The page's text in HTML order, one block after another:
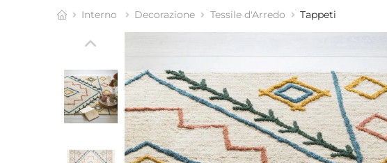
Interno Decorazione Tessile d'Arredo Tappeti